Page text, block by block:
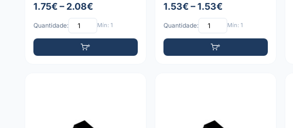
1.75€ – 2.08€
Quantidade: Mín: 1
1.53€ – 1.53€
Quantidade: Mín: 1